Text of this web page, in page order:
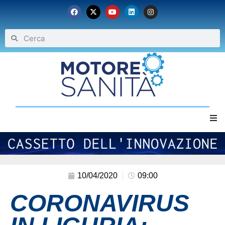
Home
Eventi
Archivio
10/04/2020 09:00
CORONAVIRUS